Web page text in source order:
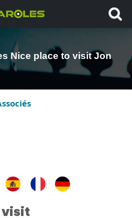
Nice place to visit Jon
visit